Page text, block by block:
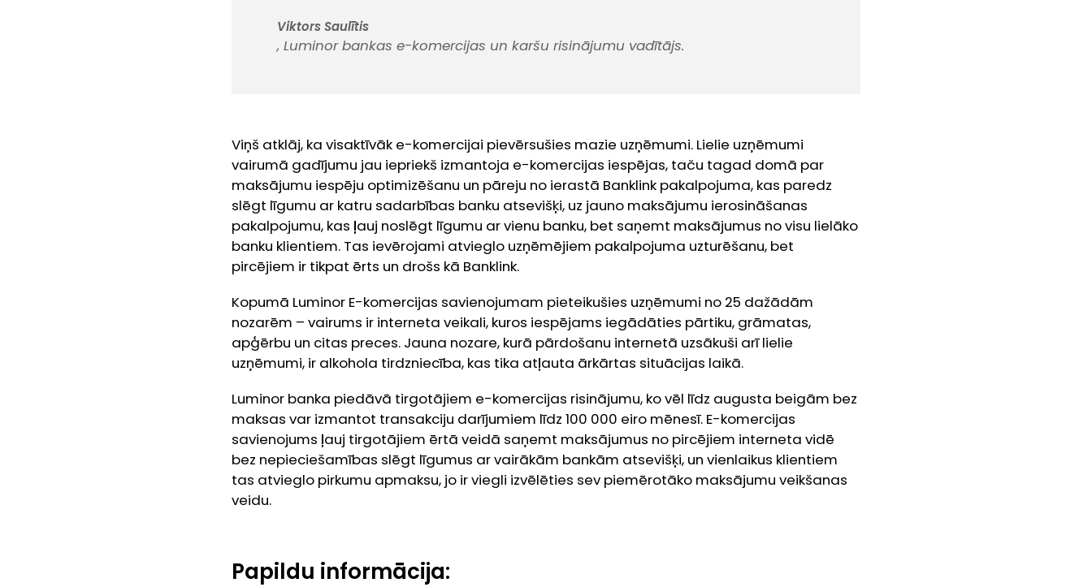
Viktors Saulītis
, Luminor bankas e-komercijas un karšu risinājumu vadītājs.
Viņš atklāj, ka visaktīvāk e-komercijai pievērsušies mazie uzņēmumi. Lielie uzņēmumi
vairumā gadījumu jau iepriekš izmantoja e-komercijas iespējas, taču tagad domā par
maksājumu iespēju optimizēšanu un pāreju no ierastā Banklink pakalpojuma, kas paredz
slēgt līgumu ar katru sadarbības banku atsevišķi, uz jauno maksājumu ierosināšanas
pakalpojumu, kas ļauj noslēgt līgumu ar vienu banku, bet saņemt maksājumus no visu lielāko
banku klientiem. Tas ievērojami atvieglo uzņēmējiem pakalpojuma uzturēšanu, bet
pircējiem ir tikpat ērts un drošs kā Banklink.
Kopumā Luminor E-komercijas savienojumam pieteikušies uzņēmumi no 25 dažādām
nozarēm – vairums ir interneta veikali, kuros iespējams iegādāties pārtiku, grāmatas,
apģērbu un citas preces. Jauna nozare, kurā pārdošanu internetā uzsākuši arī lielie
uzņēmumi, ir alkohola tirdzniecība, kas tika atļauta ārkārtas situācijas laikā.
Luminor banka piedāvā tirgotājiem e-komercijas risinājumu, ko vēl līdz augusta beigām bez
maksas var izmantot transakciju darījumiem līdz 100 000 eiro mēnesī. E-komercijas
savienojums ļauj tirgotājiem ērtā veidā saņemt maksājumus no pircējiem interneta vidē
bez nepieciešamības slēgt līgumus ar vairākām bankām atsevišķi, un vienlaikus klientiem
tas atvieglo pirkumu apmaksu, jo ir viegli izvēlēties sev piemērotāko maksājumu veikšanas
veidu.
Papildu informācija: